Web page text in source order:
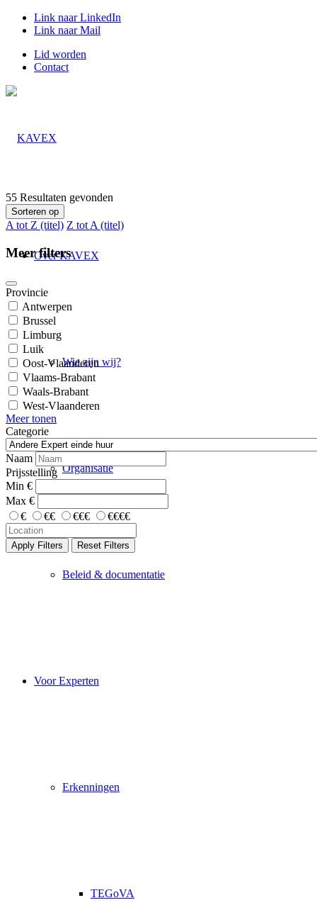
Link naar LinkedIn
Link naar Mail
Lid worden
Contact
Over KAVEX
Wie zijn wij?
Organisatie
Beleid & documentatie
Voor Experten
Erkenningen
TEGoVA
55 Resultaten gevonden
Sorteren op
A tot Z (titel) Z tot A (titel)
Meer filters
Provincie
Antwerpen
Brussel
Limburg
Luik
Oost-Vlaanderen
Vlaams-Brabant
Waals-Brabant
West-Vlaanderen
Meer tonen
Categorie
Naam
Prijsstelling
Min €
Max €
€
€€ €€€ €€€€
Apply Filters Reset Filters